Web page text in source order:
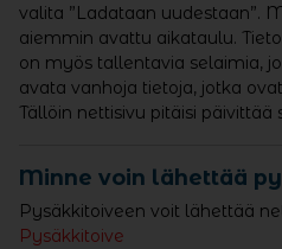
valita ”Ladataan uudestaan”.
aiemmin avattu aikataulu.
on myös tallentavia selaimia,
avata vanhoja tietoja, jotka
Tällöin nettisivu pitäisi päivittää
Minne voin lähettää
Pysäkkitoiveen voit lähettää
Pysäkkitoive